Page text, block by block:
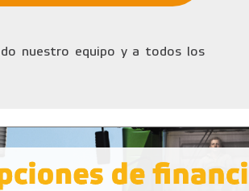
nuestro equipo y a todos los